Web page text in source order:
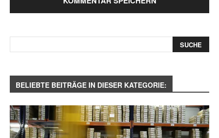
BELIEBTE BEITRÄGE IN DIESER KATEGORIE: